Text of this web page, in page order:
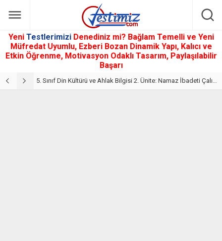
Yeni Testlerimizi Denediniz mi? Bağlam Temelli ve Yeni
Müfredat Uyumlu, Ezberi Bozan Dinamik Yapı, Kalıcı ve
Etkin Öğrenme, Motivasyon Odaklı Tasarım, Paylaşılabilir
Başarı
5. Sınıf Namaz İbadeti Ünite Testi – Online Çöz